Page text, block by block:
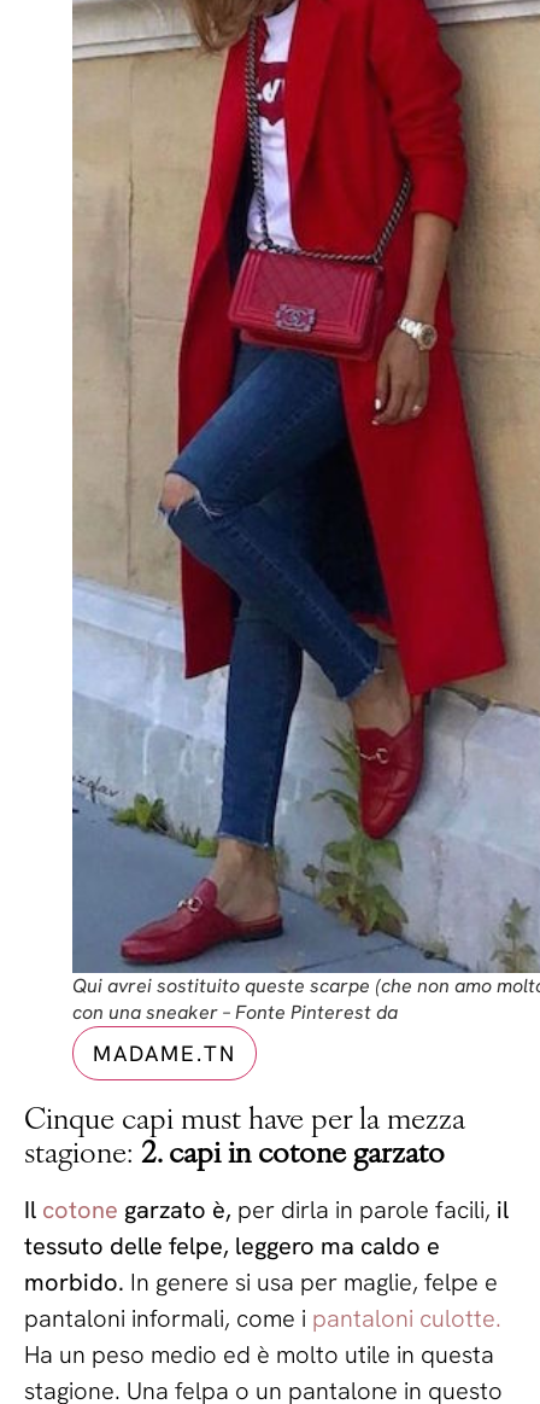
Qui avrei sostituito queste scarpe (che non amo
con una sneaker – Fonte Pinterest da
MADAME.TN
Cinque capi must have per la mezza
stagione: 2. capi in cotone garzato
Il cotone garzato è, per dirla in parole facili, il
tessuto delle felpe, leggero ma caldo e
morbido. In genere si usa per maglie, felpe e
pantaloni informali, come i pantaloni culotte.
Ha un peso medio ed è molto utile in questa
stagione. Una felpa o un pantalone in questo